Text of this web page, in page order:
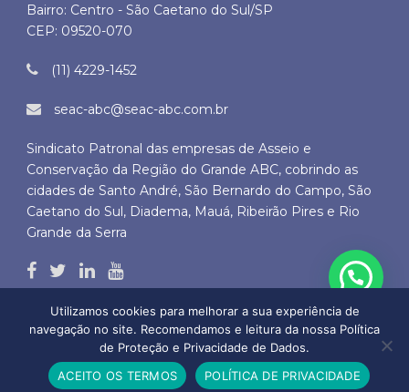
Bairro: Centro - São Caetano do Sul/SP
CEP: 09520-070
(11) 4229-1452
seac-abc@seac-abc.com.br
Sindicato Patronal das empresas de Asseio e
Conservação da Região do Grande ABC, cobrindo as
cidades de Santo André, São Bernardo do Campo, São
Caetano do Sul, Diadema, Mauá, Ribeirão Pires e Rio
Grande da Serra
Copyright © 2026 SEAC ABC - Todos os direitos autorais reservados
by BLD DO BRASIL SERVIÇOS DE INTERNET LTDA.
Utilizamos cookies para melhorar a sua experiência de
navegação no site. Recomendamos e leitura da nossa Política
de Proteção e Privacidade de Dados.
ACEITO OS TERMOS
POLÍTICA DE PRIVACIDADE